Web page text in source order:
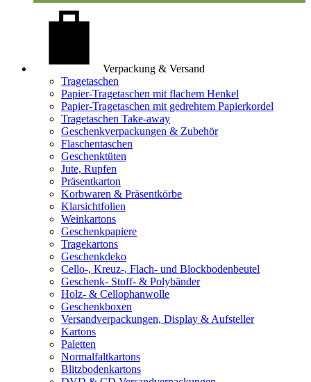
Verpackung & Versand
Tragetaschen
Papier-Tragetaschen mit flachem Henkel
Papier-Tragetaschen mit gedrehtem Papierkordel
Tragetaschen Take-away
Geschenkverpackungen & Zubehör
Flaschentaschen
Geschenktüten
Jute, Rupfen
Präsentkarton
Korbwaren & Präsentkörbe
Klarsichtfolien
Weinkartons
Geschenkpapiere
Tragekartons
Geschenkdeko
Cello-, Kreuz-, Flach- und Blockbodenbeutel
Geschenk- Stoff- & Polybänder
Holz- & Cellophanwolle
Geschenkboxen
Versandverpackungen, Display & Aufsteller
Kartons
Paletten
Normalfaltkartons
Blitzbodenkartons